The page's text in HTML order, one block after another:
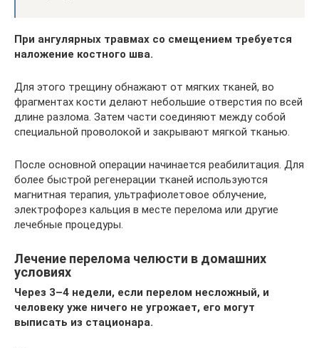
При ангулярных травмах со смещением требуется
наложение костного шва.
Для этого трещину обнажают от мягких тканей, во
фрагментах кости делают небольшие отверстия по всей
длине разлома. Затем части соединяют между собой
специальной проволокой и закрывают мягкой тканью.
После основной операции начинается реабилитация. Для
более быстрой регенерации тканей используются
магнитная терапия, ультрафиолетовое облучение,
электрофорез кальция в месте перелома или другие
лечебные процедуры.
Лечение перелома челюсти в домашних
условиях
Через 3–4 недели, если перелом несложный, и
человеку уже ничего не угрожает, его могут
выписать из стационара.